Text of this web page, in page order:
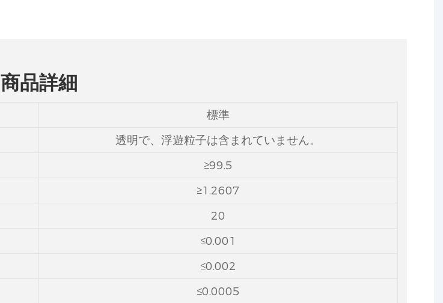
商品詳細
標準
透明で、浮遊粒子は含まれていません。
≥99.5
≥1.2607
20
≤0.001
≤0.002
≤0.0005